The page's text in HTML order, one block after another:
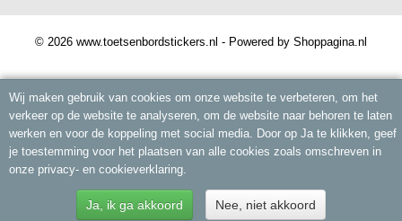
© 2026 www.toetsenbordstickers.nl - Powered by Shoppagina.nl
Wij maken gebruik van cookies om onze website te verbeteren, om het
verkeer op de website te analyseren, om de website naar behoren te laten
werken en voor de koppeling met social media. Door op Ja te klikken, geef
je toestemming voor het plaatsen van alle cookies zoals omschreven in
onze privacy- en cookieverklaring.
Ja, ik ga akkoord Nee, niet akkoord